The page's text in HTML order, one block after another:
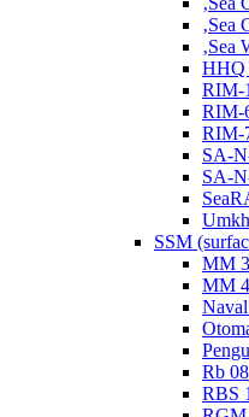
‚Sea
‚Sea
HHQ
RIM-
RIM-
RIM-
SA-
SA-
SSM
MM
MM
Rb 08
RBS